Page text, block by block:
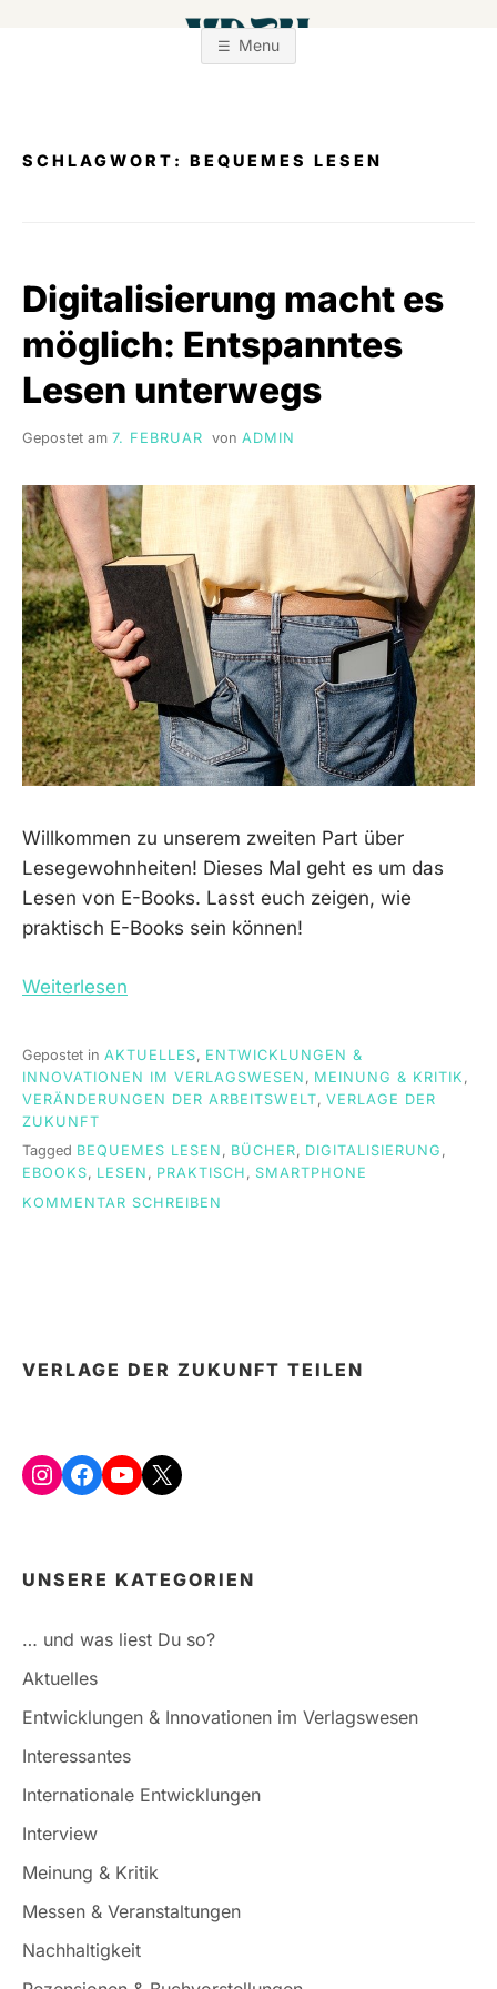
Menu
SCHLAGWORT: BEQUEMES LESEN
Digitalisierung macht es
möglich: Entspanntes
Lesen unterwegs
Gepostet am 7. FEBRUAR von ADMIN
Willkommen zu unserem zweiten Part über
Lesegewohnheiten! Dieses Mal geht es um das
Lesen von E-Books. Lasst euch zeigen, wie
praktisch E-Books sein können!
Weiterlesen
Gepostet in AKTUELLES, ENTWICKLUNGEN &
INNOVATIONEN IM VERLAGSWESEN , MEINUNG & KRITIK ,
VERÄNDERUNGEN DER ARBEITSWELT, VERLAGE DER
ZUKUNFT
Tagged BEQUEMES LESEN , BÜCHER, DIGITALISIERUNG ,
EBOOKS, LESEN , PRAKTISCH , SMARTPHONE
KOMMENTAR SCHREIBEN
VERLAGE DER ZUKUNFT TEILEN
Instagram
Facebook
YouTube
X
UNSERE KATEGORIEN
… und was liest Du so?
Aktuelles
Entwicklungen & Innovationen im Verlagswesen
Interessantes
Internationale Entwicklungen
Interview
Meinung & Kritik
Messen & Veranstaltungen
Nachhaltigkeit